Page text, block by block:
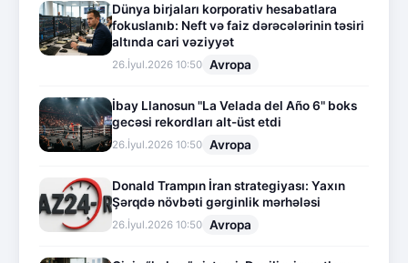
Dünya birjaları korporativ hesabatlara
fokuslanıb: Neft və faiz dərəcələrinin təsiri
altında cari vəziyyət
26.İyul.2026 10:50 Avropa
İbay Llanosun "La Velada del Año 6" boks
gecəsi rekordları alt-üst etdi
26.İyul.2026 10:50 Avropa
Donald Trampın İran strategiyası: Yaxın
Şərqdə növbəti gərginlik mərhələsi
26.İyul.2026 10:50 Avropa